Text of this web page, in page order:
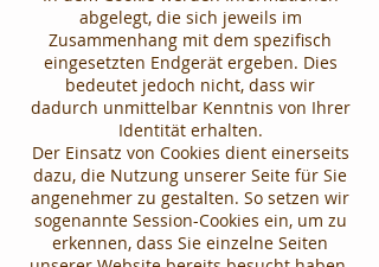
abgelegt, die sich jeweils im
Zusammenhang mit dem spezifisch
eingesetzten Endgerät ergeben. Dies
bedeutet jedoch nicht, dass wir
dadurch unmittelbar Kenntnis von Ihrer
Identität erhalten.
Der Einsatz von Cookies dient einerseits
dazu, die Nutzung unserer Seite für Sie
angenehmer zu gestalten. So setzen wir
sogenannte Session-Cookies ein, um zu
erkennen, dass Sie einzelne Seiten